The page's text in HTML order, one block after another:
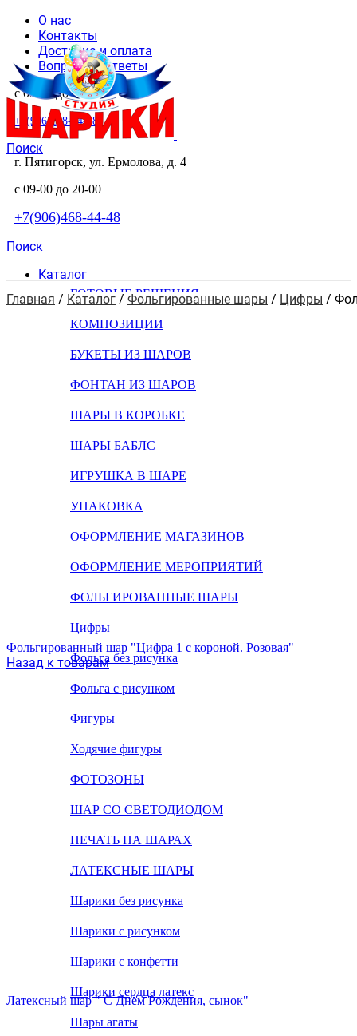
О нас
Контакты
Доставка и оплата
Вопросы и ответы
с 09-00 до 20-00
+7(906)468-44-48
Поиск
г. Пятигорск, ул. Ермолова, д. 4
с 09-00 до 20-00
+7(906)468-44-48
Поиск
Каталог
ГОТОВЫЕ РЕШЕНИЯ
КОМПОЗИЦИИ
БУКЕТЫ ИЗ ШАРОВ
ФОНТАН ИЗ ШАРОВ
ШАРЫ В КОРОБКЕ
ШАРЫ БАБЛС
ИГРУШКА В ШАРЕ
УПАКОВКА
ОФОРМЛЕНИЕ МАГАЗИНОВ
ОФОРМЛЕНИЕ МЕРОПРИЯТИЙ
ФОЛЬГИРОВАННЫЕ ШАРЫ
Цифры
Фольга без рисунка
Фольга с рисунком
Фигуры
Ходячие фигуры
ФОТОЗОНЫ
ШАР СО СВЕТОДИОДОМ
ПЕЧАТЬ НА ШАРАХ
ЛАТЕКСНЫЕ ШАРЫ
Шарики без рисунка
Шарики с рисунком
Шарики с конфетти
Шарики сердца латекс
Шары агаты
Главная / Каталог / Фольгированные шары / Цифры /
Фольгированный шар "Цифра 1 с короной. Розовая"
Назад к товарам
Латексный шар " С Днем Рождения, сынок"